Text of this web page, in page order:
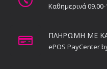
Καθημερινά 09.00-
ΠΛΗΡΩΜΗ ΜΕ
ePOS PayCenter